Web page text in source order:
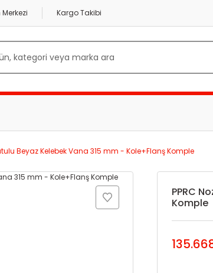
Kargo Takibi
Beyaz Kelebek Vana 315 mm - Kole+Flanş Komple
PPRC
Komple